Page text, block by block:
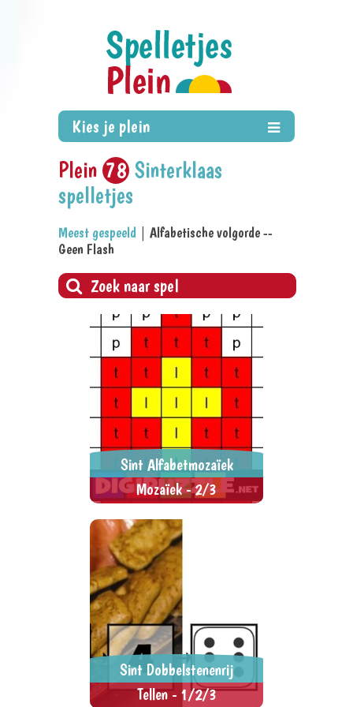
Plein 78 Sinterklaas
spelletjes
Meest gespeeld Alfabetische volgorde--
Geen Flash
Sint Alfabetmozaïek
Mozaïek - 2/3
letters die dezelfde kleur hebben.
> SPEEL NU <
SPEL DELEN
Sint Dobbelstenenrij
Tellen - 1/2/3